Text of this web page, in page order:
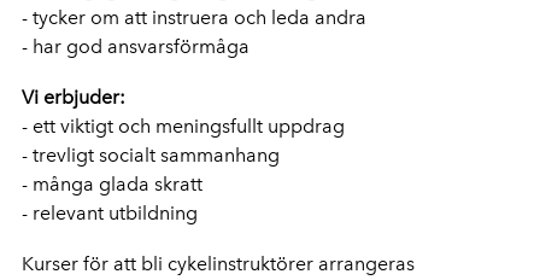
- tycker om att instruera och leda andra
- har god ansvarsförmåga
Vi erbjuder:
- ett viktigt och meningsfullt uppdrag
- trevligt socialt sammanhang
- många glada skratt
- relevant utbildning
Kurser för att bli cykelinstruktörer arrangeras